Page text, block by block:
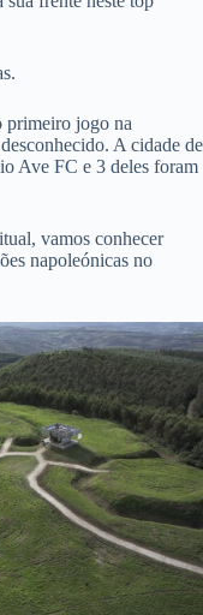
primeiro jogo na
A cidade de
Ave FC e 3 deles foram
vamos conhecer
napoleónicas no